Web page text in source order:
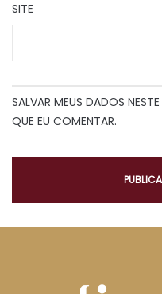
SITE
SALVAR MEUS DADOS
QUE EU COMENTAR.